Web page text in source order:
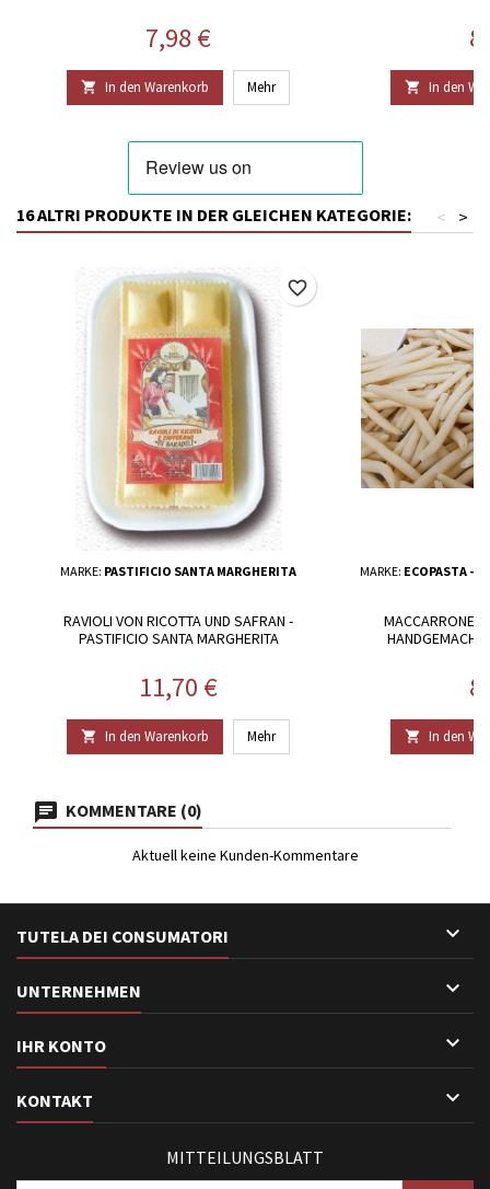
Preis
7,98 €
 In den Warenkorb Mehr  In den
16 ALTRI PRODUKTE IN DER GLEICHEN KATEGORIE: >
<
MARKE: PASTIFICIO SANTA MARGHERITA
RAVIOLI VON RICOTTA UND SAFRAN -
PASTIFICIO SANTA MARGHERITA
Preis
11,70 €
 In den Warenkorb Mehr
favorite_border
MARKE: ECOPASTA -
MACCARRONES
 In den
KOMMENTARE (0)
Aktuell keine Kunden-Kommentare
TUTELA DEI CONSUMATORI 
UNTERNEHMEN 
IHR KONTO 
KONTAKT 
MITTEILUNGSBLATT